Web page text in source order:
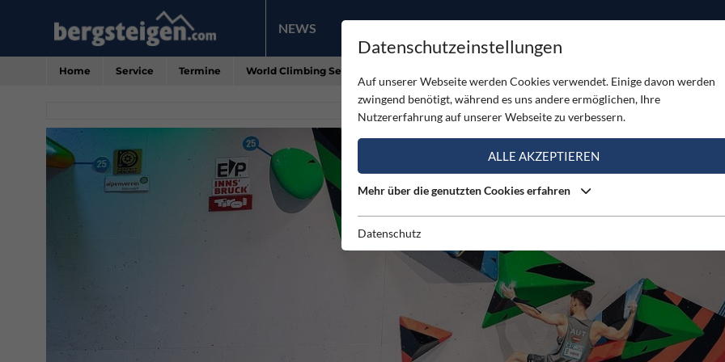
NEWS PRODUKTE
Home Service Termine World Climbing Series Innsbruck 2026
Datenschutzeinstellungen
Auf unserer Webseite werden Cookies verwendet. Einige davon werden
zwingend benötigt, während es uns andere ermöglichen, Ihre
Nutzererfahrung auf unserer Webseite zu verbessern.
ALLE AKZEPTIEREN
Mehr über die genutzten Cookies erfahren
Datenschutz